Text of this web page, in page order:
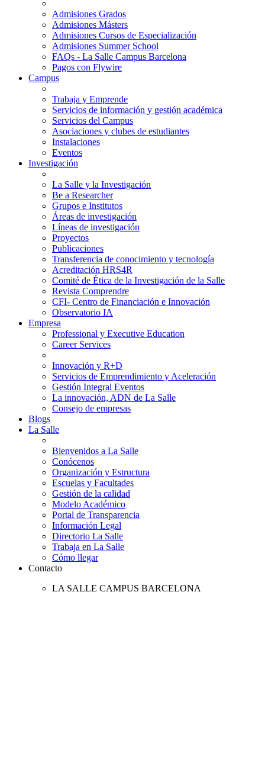
Admisiones Grados
Admisiones Másters
Admisiones Cursos de Especialización
Admisiones Summer School
FAQs - La Salle Campus Barcelona
Pagos con Flywire
Campus
Trabaja y Emprende
Servicios de información y gestión académica
Servicios del Campus
Asociaciones y clubes de estudiantes
Instalaciones
Eventos
Investigación
La Salle y la Investigación
Be a Researcher
Grupos e Institutos
Áreas de investigación
Líneas de investigación
Proyectos
Publicaciones
Transferencia de conocimiento y tecnología
Acreditación HRS4R
Comité de Ética de la Investigación de la Salle
Revista Comprendre
CFI- Centro de Financiación e Innovación
Observatorio IA
Empresa
Professional y Executive Education
Career Services
Innovación y R+D
Servicios de Emprendimiento y Aceleración
Gestión Integral Eventos
La innovación, ADN de La Salle
Consejo de empresas
Blogs
La Salle
Bienvenidos a La Salle
Conócenos
Organización y Estructura
Escuelas y Facultades
Gestión de la calidad
Modelo Académico
Portal de Transparencia
Información Legal
Directorio La Salle
Trabaja en La Salle
Cómo llegar
Contacto
LA SALLE CAMPUS BARCELONA